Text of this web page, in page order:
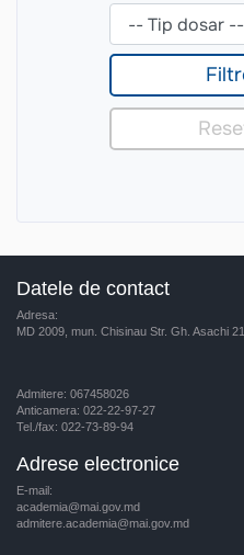
Datele de contact
Adresa:
MD 2009, mun. Chisinau Str. Gh. Asachi 21
Admitere: 067458026
Anticamera: 022-22-97-27
Tel./fax: 022-73-89-94
Adrese electronice
E-mail:
academia@mai.gov.md
admitere.academia@mai.gov.md